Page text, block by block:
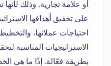
أو علامة تجارية. وذلك
على تحقيق أهدافها
احتياجات عملائها،
الاستراتيجيات المناسبة
بطريقة فعّالة. إذًا ما هي